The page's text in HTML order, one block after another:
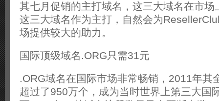
其七月促销的主打域名，这三大域名在市场
这三大域名作为主打，自然会为
场提供较大的助力。
国际顶级域名.ORG只需31元
.ORG域名在国际市场非常畅销，2011年其
超过了950万个，成为当时世界上第三大国